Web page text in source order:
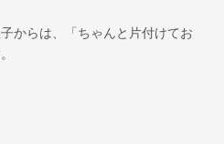
からは、「ちゃんと片付けてお